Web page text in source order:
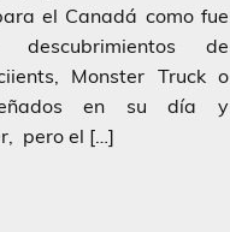
el Canadá como fue
de
Monster Truck o
en su día y
pero el […]